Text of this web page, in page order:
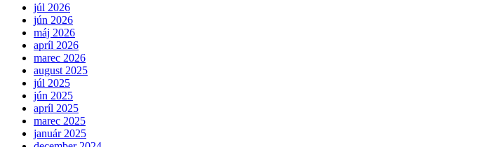
júl 2026
jún 2026
máj 2026
apríl 2026
marec 2026
august 2025
júl 2025
jún 2025
apríl 2025
marec 2025
január 2025